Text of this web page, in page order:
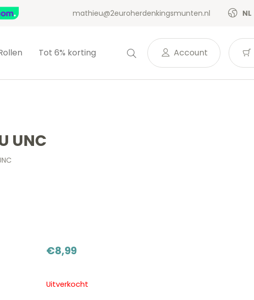
mathieu@2euroherdenkingsmunten.nl NL
Tot 6% korting Account
UNC
€8,99
Uitverkocht